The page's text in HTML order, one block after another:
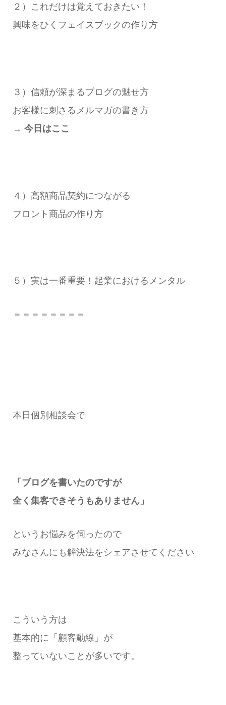
２）これだけは覚えておきたい！
興味をひくフェイスブックの作り方
３）信頼が深まるブログの魅せ方
お客様に刺さるメルマガの書き方
→ 今日はここ
４）高額商品契約につながる
フロント商品の作り方
５）実は一番重要！起業におけるメンタル
＝＝＝＝＝＝＝＝
本日個別相談会で
「ブログを書いたのですが
全く集客できそうもありません」
というお悩みを伺ったので
みなさんにも解決法をシェアさせてください
こういう方は
基本的に「顧客動線」が
整っていないことが多いです。